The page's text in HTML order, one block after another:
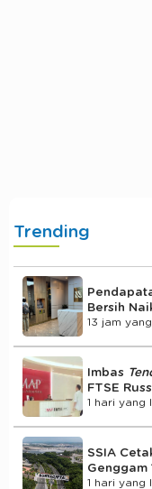
Trending
Bersih
13 jam
Imbas
FTSE
1 hari yang
SSIA
Genggam
1 hari yang